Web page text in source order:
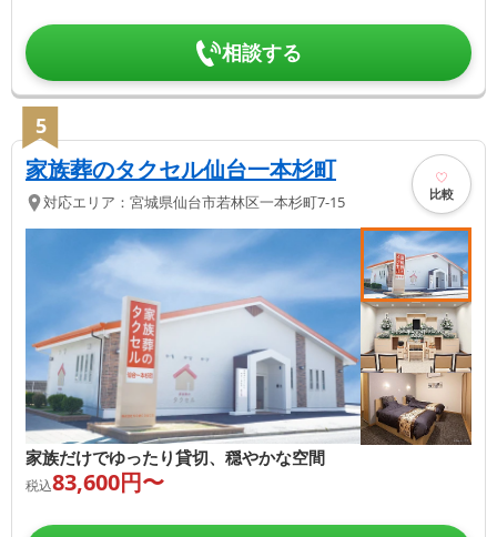
相談する
5
家族葬のタクセル仙台一本杉町
対応エリア： 宮城県仙台市若林区一本杉町7-15 比較
家族だけでゆったり貸切、穏やかな空間
税込83,600円〜